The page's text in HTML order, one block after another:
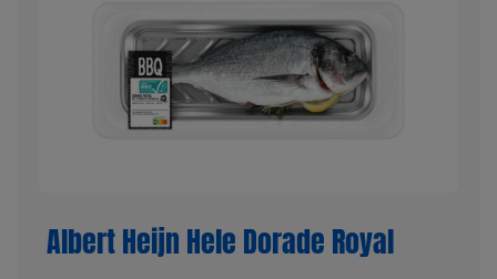
Albert Heijn Hele Dorade Royal